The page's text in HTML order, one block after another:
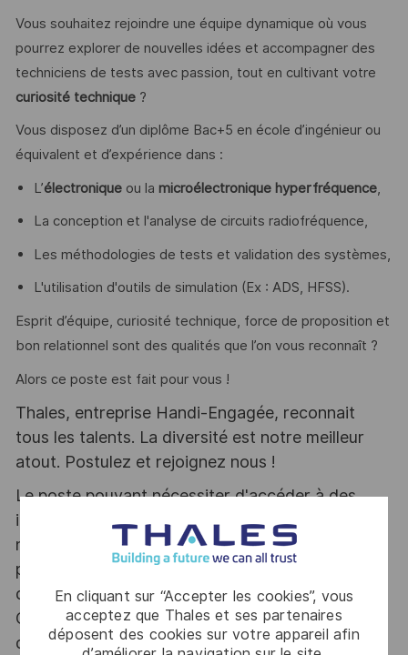
En cliquant sur “Accepter les cookies”, vous
acceptez que Thales et ses partenaires
déposent des cookies sur votre appareil afin
Vous souhaitez rejoindre une équipe dynamique où vous
pourrez explorer de nouvelles idées et accompagner des
techniciens de tests avec passion, tout en cultivant votre
curiosité technique?
Vous disposez d’un diplôme Bac+5 en école d’ingénieur ou
équivalent et d’expérience dans :
L’électroniqueou la microélectronique hyperfréquence,
La conception et l'analyse de circuits radiofréquence,
Les méthodologies de tests et validation des systèmes,
L'utilisation d'outils de simulation (Ex : ADS, HFSS).
Esprit d’équipe, curiosité technique, force de proposition et
bon relationnel sont des qualités que l’on vous reconnaît ?
Alors ce poste est fait pour vous !
Thales, entreprise Handi-Engagée, reconnait
tous les talents. La diversité est notre meilleur
atout. Postulez et rejoignez nous !
Le poste pouvant nécessiter d'accéder à des
informations relevant du secret de la défense
nationale, la personne retenue fera l'objet d'une
procédure d’habilitation, conformément aux
dispositions des articles R.2311-1 et suivants du
Code de la défense et de l’IGI 1300 SGDSN/PSE
du 09 août 2021.